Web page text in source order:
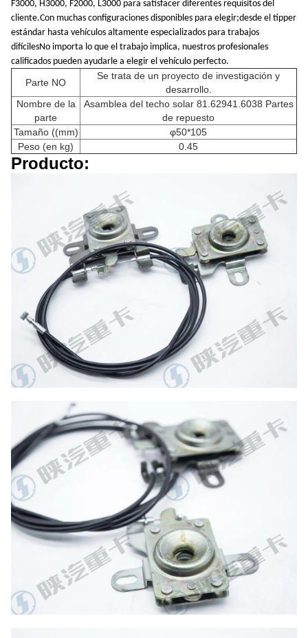
F3000, H3000, F2000, L3000 para satisfacer diferentes requisitos del
cliente.Con muchas configuraciones disponibles para elegir;desde el tipper
estándar hasta vehículos altamente especializados para trabajos
difícilesNo importa lo que el trabajo implica, nuestros profesionales
calificados pueden ayudarle a elegir el vehículo perfecto.
Parte NO
Se trata de un proyecto de investigación y
desarrollo.
Nombre de la
parte
Asamblea del techo solar 81.62941.6038 Partes
de repuesto
Tamaño ((mm)
φ50*105
Peso (en kg)
0.45
Producto: